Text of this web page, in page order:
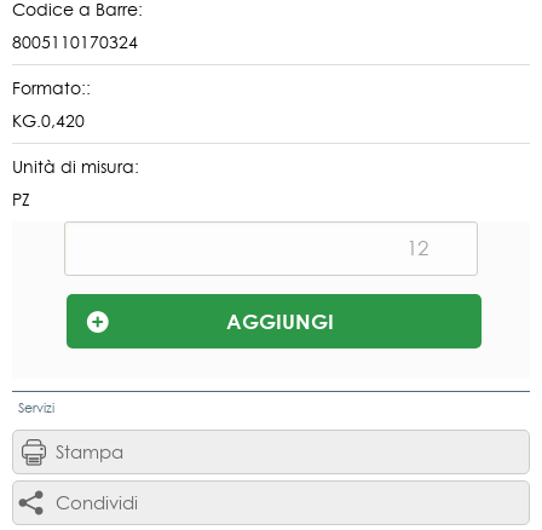
Codice a Barre:
8005110170324
Formato::
KG.0,420
Unità di misura:
PZ
Servizi
Stampa
Condividi